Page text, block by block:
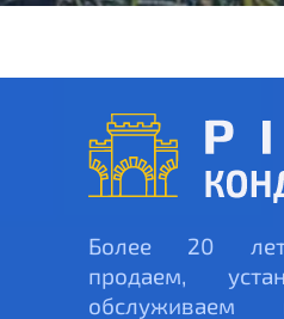
Более 20
продаем,
обслуживаем